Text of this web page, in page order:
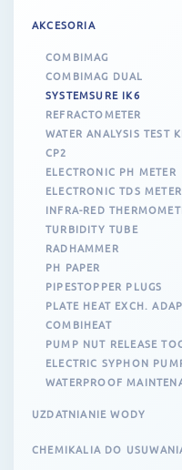
AKCESORIA
COMBIMAG
COMBIMAG DUAL
SYSTEMSURE IK6
REFRACTOMETER
WATER ANALYSIS TEST
CP2
ELECTRONIC PH METER
ELECTRONIC TDS METER
INFRA-RED
TURBIDITY TUBE
RADHAMMER
PH PAPER
PIPESTOPPER PLUGS
PLATE HEAT EXCH.
COMBIHEAT
PUMP NUT RELEASE
ELECTRIC SYPHON
WATERPROOF
UZDATNIANIE WODY
CHEMIKALIA DO